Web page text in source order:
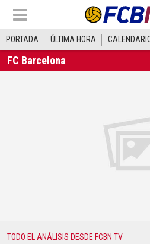
PORTADA ÚLTIMA HORA
FC Barcelona
TODO EL ANÁLISIS DESDE FCBN TV